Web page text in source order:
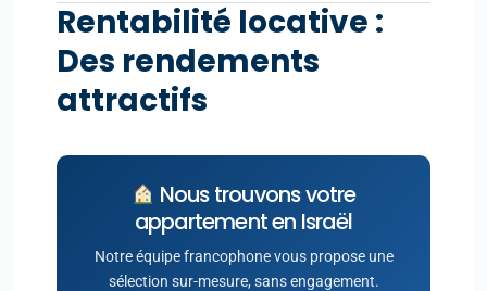
Rentabilité locative :
Des rendements
attractifs
Nous trouvons votre
appartement en Israël
Notre équipe francophone vous propose une
sélection sur-mesure, sans engagement.